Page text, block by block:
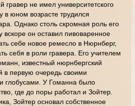
гравер не имел университетского
в юном возрасте трудился
Однако столь скромная роль его
он оставил пивоваренное
себе новое ремесло в Нюрнберг,
себя в роли гравера. Его учителем
известный нюрнбергский
в первую очередь своими
глобусами. У Гоманна было
где до поры работал и Зойтер.
Зойтер основал собственное